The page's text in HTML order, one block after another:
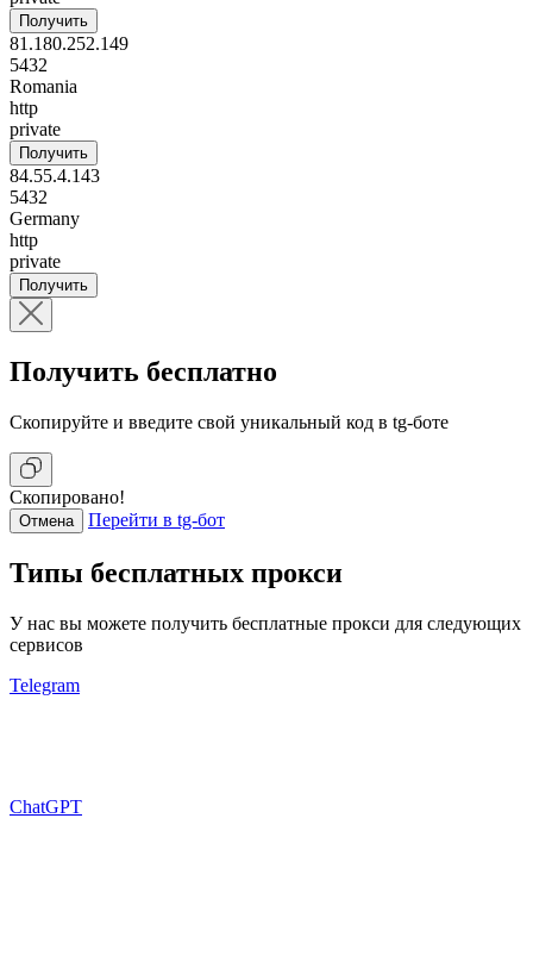
Получить
81.180.252.149
5432
Romania
http
private
Получить
84.55.4.143
5432
Germany
http
private
Получить
Получить бесплатно
Скопируйте и введите свой уникальный код в tg-боте
Скопировано!
Отмена Перейти в tg-бот
Типы бесплатных прокси
У нас вы можете получить бесплатные прокси для следующих
сервисов
Telegram
ChatGPT